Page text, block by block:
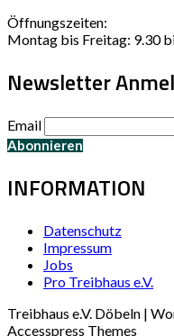
Öffnungszeiten:
Montag bis Freitag: 9.30
Newsletter
Email
INFORMATION
Datenschutz
Impressum
Jobs
Pro Treibhaus e.V.
Treibhaus e.V. Döbeln |
Accesspress Themes